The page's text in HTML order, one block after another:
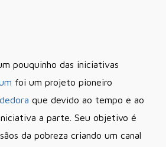
pouquinho das iniciativas
foi um projeto pioneiro
que devido ao tempo e ao
a parte. Seu objetivo é
da pobreza criando um canal